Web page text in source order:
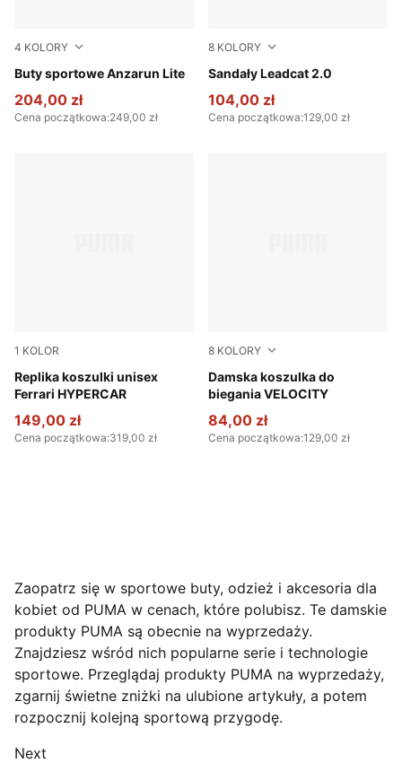
4 KOLORY
Buty sportowe Anzarun Lite
PUMA Black-PUMA Black
204,00 zł
Cena początkowa:249,00 zł
8 KOLORY
Sandały Leadcat 2.0
PUMA Black-PUMA Black
104,00 zł
Cena początkowa:129,00 zł
1 KOLOR
Replika koszulki unisex
Ferrari HYPERCAR
PUMA Red
149,00 zł
Cena początkowa:319,00 zł
8 KOLORY
Damska koszulka do
biegania VELOCITY
Puma White
84,00 zł
Cena początkowa:129,00 zł
Zaopatrz się w sportowe buty, odzież i akcesoria dla
kobiet od PUMA w cenach, które polubisz. Te damskie
produkty PUMA są obecnie na wyprzedaży.
Znajdziesz wśród nich popularne serie i technologie
sportowe. Przeglądaj produkty PUMA na wyprzedaży,
zgarnij świetne zniżki na ulubione artykuły, a potem
rozpocznij kolejną sportową przygodę.
Next